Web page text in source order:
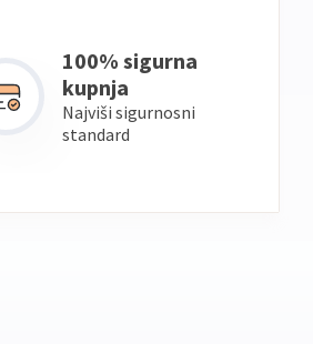
100% sigurna
kupnja
Najviši sigurnosni
standard